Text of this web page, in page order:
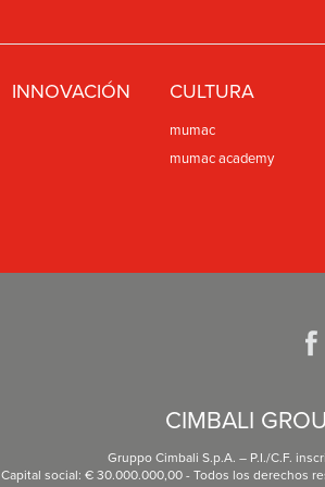
INNOVACIÓN CULTURA
mumac
mumac academy
CIMBALI
Gruppo Cimbali S.p.A. – P.I./C.F.
Capital social: € 30.000.000,00 - Todos los derechos